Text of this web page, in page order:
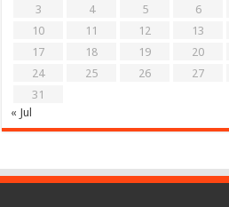
3
4 5 6
10
11 12 13
17
18 19 20
24
25 26 27
31
« Jul